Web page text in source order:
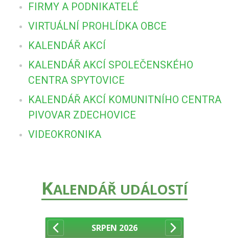
FIRMY A PODNIKATELÉ
VIRTUÁLNÍ PROHLÍDKA OBCE
KALENDÁŘ AKCÍ
KALENDÁŘ AKCÍ SPOLEČENSKÉHO
CENTRA SPYTOVICE
KALENDÁŘ AKCÍ KOMUNITNÍHO CENTRA
PIVOVAR ZDECHOVICE
VIDEOKRONIKA
KALENDÁŘ UDÁLOSTÍ
SRPEN 2026